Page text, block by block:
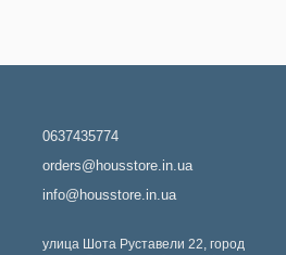
0637435774
orders@housstore.in.ua
info@housstore.in.ua
улица Шота Руставели 22, город